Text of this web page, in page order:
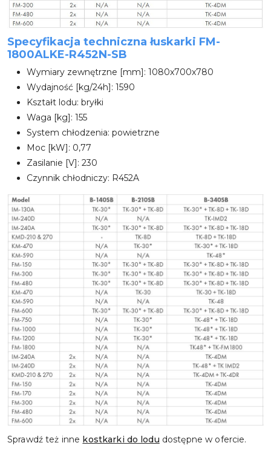
Specyfikacja techniczna łuskarki FM-
1800ALKE-R452N-SB
Wymiary zewnętrzne [mm]: 1080x700x780
Wydajność [kg/24h]: 1590
Kształt lodu: bryłki
Waga [kg]: 155
System chłodzenia: powietrzne
Moc [kW]: 0,77
Zasilanie [V]: 230
Czynnik chłodniczy: R452A
Sprawdź też inne kostkarki do lodu dostępne w ofercie.